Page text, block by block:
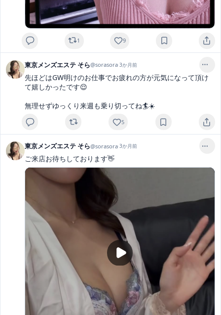
1 9
東京メンズエステ そら@sorasora·3か月前
先ほどはGW明けのお仕事でお疲れの方が元気になって頂け
て嬉しかったです😌
無理せずゆっくり来週も乗り切ってね🏄☀️
5
東京メンズエステ そら@sorasora·3か月前
ご来店お待ちしております👋